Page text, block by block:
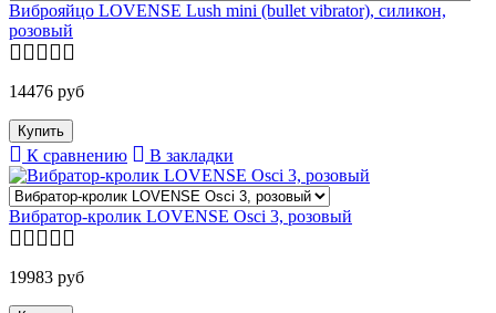
Виброяйцо LOVENSE Lush mini (bullet vibrator), силикон,
розовый
14476 руб
К сравнению В закладки
Вибратор-кролик LOVENSE Osci 3, розовый
19983 руб